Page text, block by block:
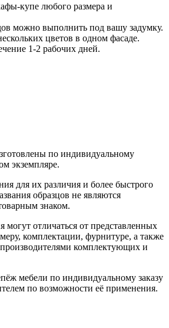
купе любого размера и
можно выполнить под вашу задумку.
цветов в одном фасаде.
1-2 рабочих дней.
по индивидуальному
экземпляре.
для их различия и более быстрого
образцов не являются
знаком.
могут отличаться от представленных
комплектации, фурнитуре, а также
комплектующих и
мебели по индивидуальному заказу
по возможности её применения.